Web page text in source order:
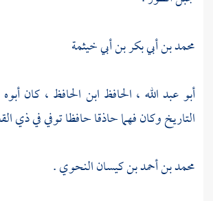
محمد بن أبي بكر بن أبي خيثمة
أبو عبد الله ، الحافظ ابن الحافظ ، كان
التاريخ وكان فهما حاذقا حافظا توفي في ذي
محمد بن أحمد بن كيسان النحوي.